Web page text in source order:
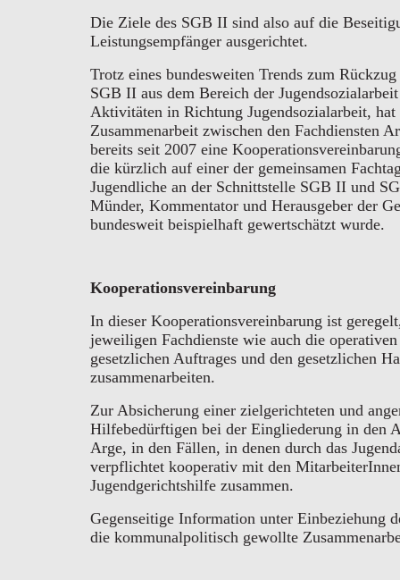
Die Ziele des SGB II sind also auf die
Leistungsempfänger ausgerichtet.
Trotz eines bundesweiten Trends zum
SGB II aus dem Bereich der
Aktivitäten in Richtung Jugendsozialarbeit,
Zusammenarbeit zwischen den Fachdiensten
bereits seit 2007 eine
die kürzlich auf einer der gemeinsamen
Jugendliche an der Schnittstelle SGB II und
Münder, Kommentator und Herausgeber der
bundesweit beispielhaft gewertschätzt wurde.
Kooperationsvereinbarung
In dieser Kooperationsvereinbarung ist
jeweiligen Fachdienste wie auch die
gesetzlichen Auftrages und den gesetzlichen
zusammenarbeiten.
Zur Absicherung einer zielgerichteten und
Hilfebedürftigen bei der Eingliederung in den
Arge, in den Fällen, in denen durch das
verpflichtet kooperativ mit den
Jugendgerichtshilfe zusammen.
Gegenseitige Information unter Einbeziehung
die kommunalpolitisch gewollte